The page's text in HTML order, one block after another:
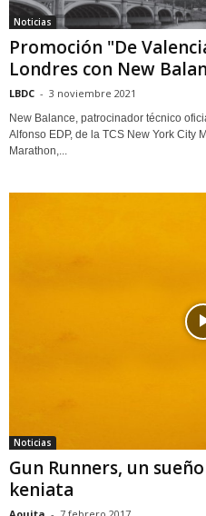
Noticias
Promoción "De
Londres con New
LBDC - 3 noviembre 2021
New Balance, patrocinador técnico
Alfonso EDP, de la TCS New York City
Marathon,...
Noticias
Gun Runners, un
keniata